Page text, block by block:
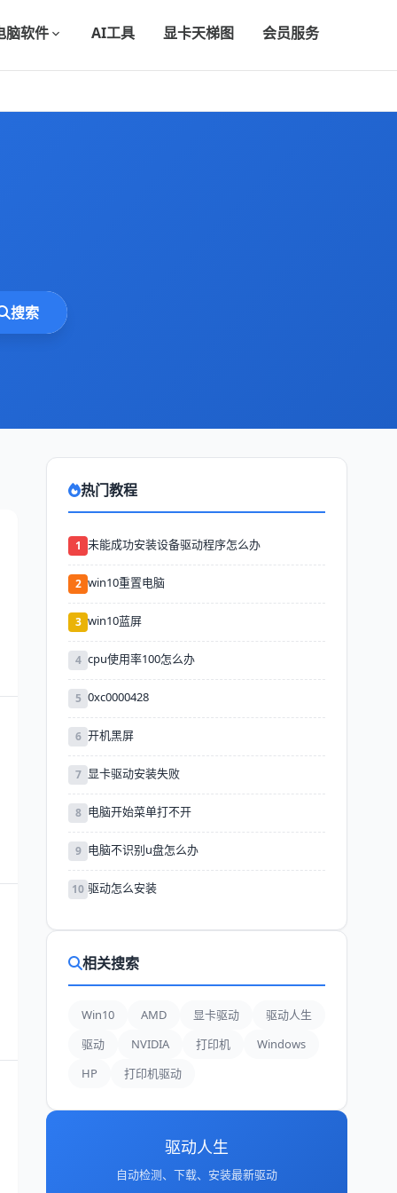
脑软件 AI工具 显卡天梯图 会员服务
搜索
热门教程
1 未能成功安装设备驱动程序怎么办
2 win10重置电脑
3 win10蓝屏
4 cpu使用率100怎么办
5 0xc0000428
6 开机黑屏
7 显卡驱动安装失败
8 电脑开始菜单打不开
9 电脑不识别u盘怎么办
10 驱动怎么安装
相关搜索
Win10 AMD 显卡驱动
驱动人生
驱动
NVIDIA 打印机
Windows
HP
打印机驱动
驱动人生
自动检测、下载、安装最新驱动